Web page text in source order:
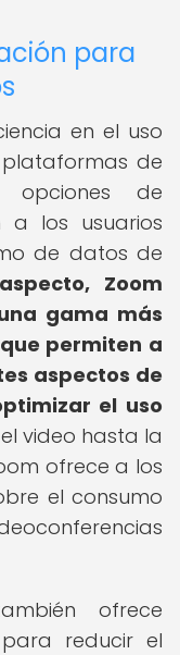
para
en el uso
de
opciones de
a los usuarios
de datos de
Zoom
gama más
permiten a
aspectos de
el uso
video hasta la
ofrece a los
el consumo
ofrece
reducir el